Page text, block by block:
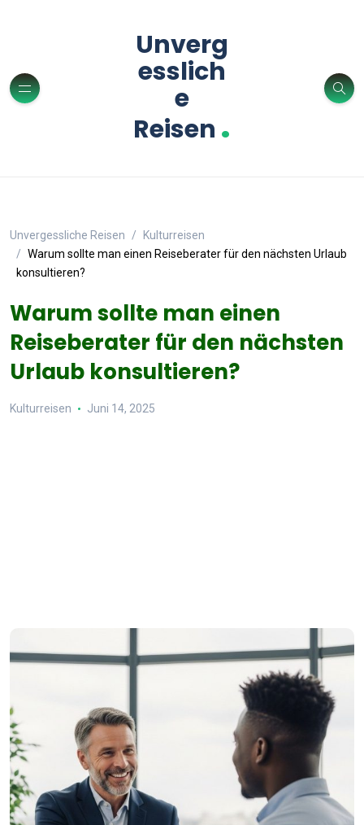
Unverg
esslich
e
Reisen .
Unvergessliche Reisen
Kulturreisen
Warum sollte man einen Reiseberater für den nächsten Urlaub
konsultieren?
Warum sollte man einen
Reiseberater für den nächsten
Urlaub konsultieren?
Kulturreisen Juni 14, 2025